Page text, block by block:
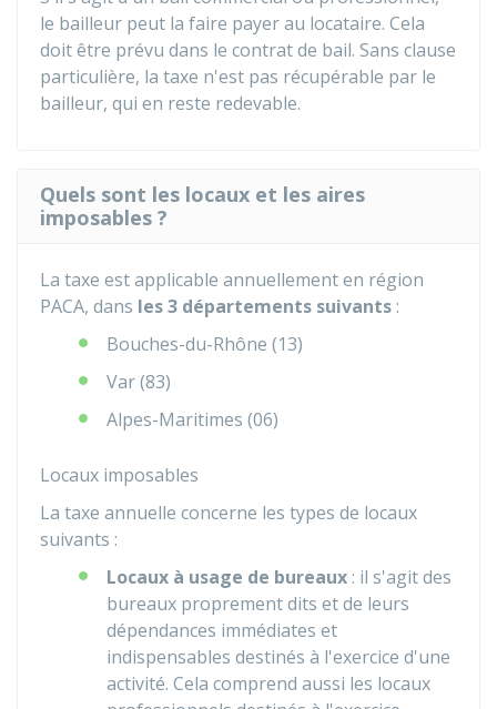
le bailleur peut la faire payer au locataire. Cela
doit être prévu dans le contrat de bail. Sans clause
particulière, la taxe n'est pas récupérable par le
bailleur, qui en reste redevable.
Quels sont les locaux et les aires
imposables ?
La taxe est applicable annuellement en région
PACA, dans les 3 départements suivants :
Bouches-du-Rhône (13)
Var (83)
Alpes-Maritimes (06)
Locaux imposables
La taxe annuelle concerne les types de locaux
suivants :
Locaux à usage de bureaux : il s'agit des
bureaux proprement dits et de leurs
dépendances immédiates et
indispensables destinés à l'exercice d'une
activité. Cela comprend aussi les locaux